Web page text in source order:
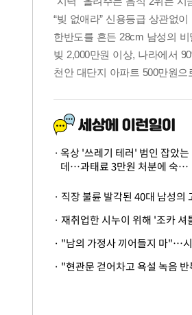
옥상 '쓰레기 테러' 범인 잡았는
데…과태료 3만원 처분에 숙박업